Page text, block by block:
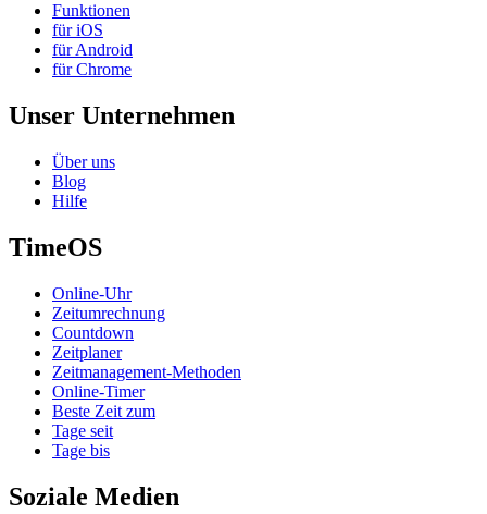
Funktionen
für iOS
für Android
für Chrome
Unser Unternehmen
Über uns
Blog
Hilfe
TimeOS
Online-Uhr
Zeitumrechnung
Countdown
Zeitplaner
Zeitmanagement-Methoden
Online-Timer
Beste Zeit zum
Tage seit
Tage bis
Soziale Medien